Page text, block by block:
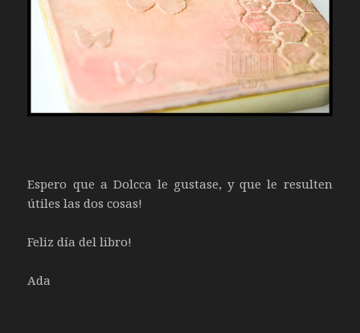
Espero que a Dolcca le gustase, y que le resulten
útiles las dos cosas!
Feliz día del libro!
Ada